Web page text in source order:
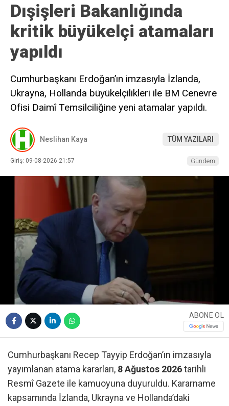
Dışişleri Bakanlığında
kritik büyükelçi atamaları
yapıldı
Cumhurbaşkanı Erdoğan’ın imzasıyla İzlanda,
Ukrayna, Hollanda büyükelçilikleri ile BM Cenevre
Ofisi Daimî Temsilciliğine yeni atamalar yapıldı.
Neslihan Kaya TÜM YAZILARI
Giriş: 09-08-2026 21:57 Gündem
ABONE OL
Cumhurbaşkanı Recep Tayyip Erdoğan’ın imzasıyla
yayımlanan atama kararları, 8 Ağustos 2026tarihli
Resmî Gazete ile kamuoyuna duyuruldu. Kararname
kapsamında İzlanda, Ukrayna ve Hollanda’daki